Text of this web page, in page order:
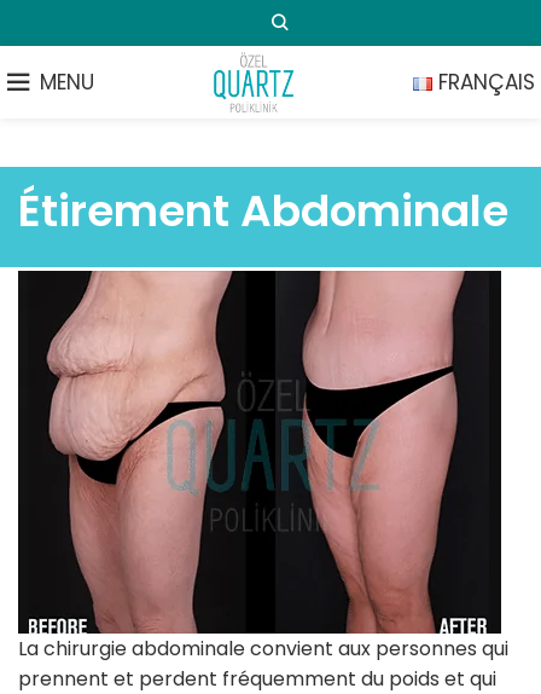
MENU FRANÇAIS
Étirement Abdominale
La chirurgie abdominale convient aux personnes qui
prennent et perdent fréquemment du poids et qui